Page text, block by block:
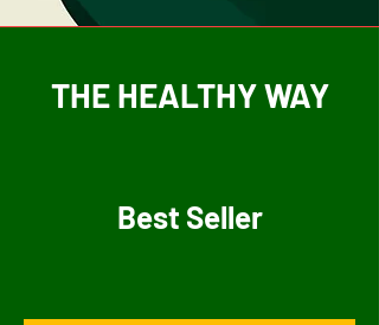
THE HEALTHY WAY
Best Seller